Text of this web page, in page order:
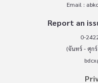
Email :
Report an
0-
(จันทร์ - ศุก